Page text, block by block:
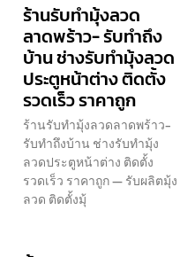
ร้านรับทำมุ้งลวด
ลาดพร้าว- รับทำถึง
บ้าน ช่างรับทำมุ้งลวด
ประตูหน้าต่าง ติดตั้ง
รวดเร็ว ราคาถูก
ร้านรับทำมุ้งลวดลาดพร้าว-
รับทำถึงบ้าน ช่างรับทำมุ้ง
ลวดประตูหน้าต่าง ติดตั้ง
รวดเร็ว ราคาถูก — รับผลิตมุ้ง
ลวด ติดตั้งมุ้